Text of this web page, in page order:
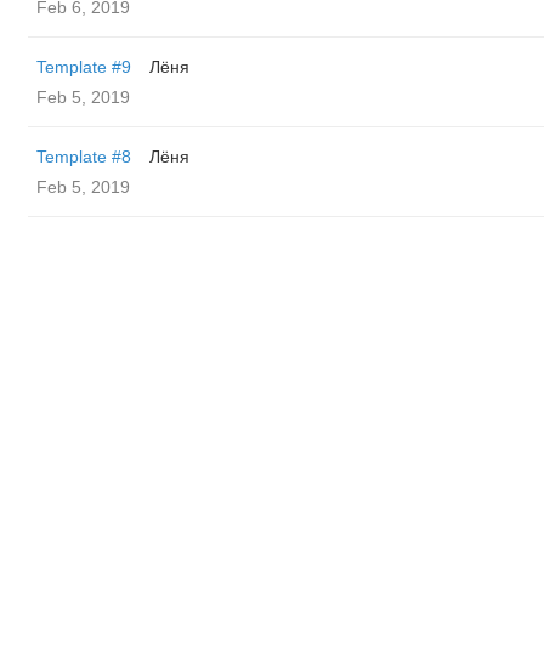
Feb 6, 2019
Template #9
Лёня
Feb 5, 2019
Template #8
Лёня
Feb 5, 2019